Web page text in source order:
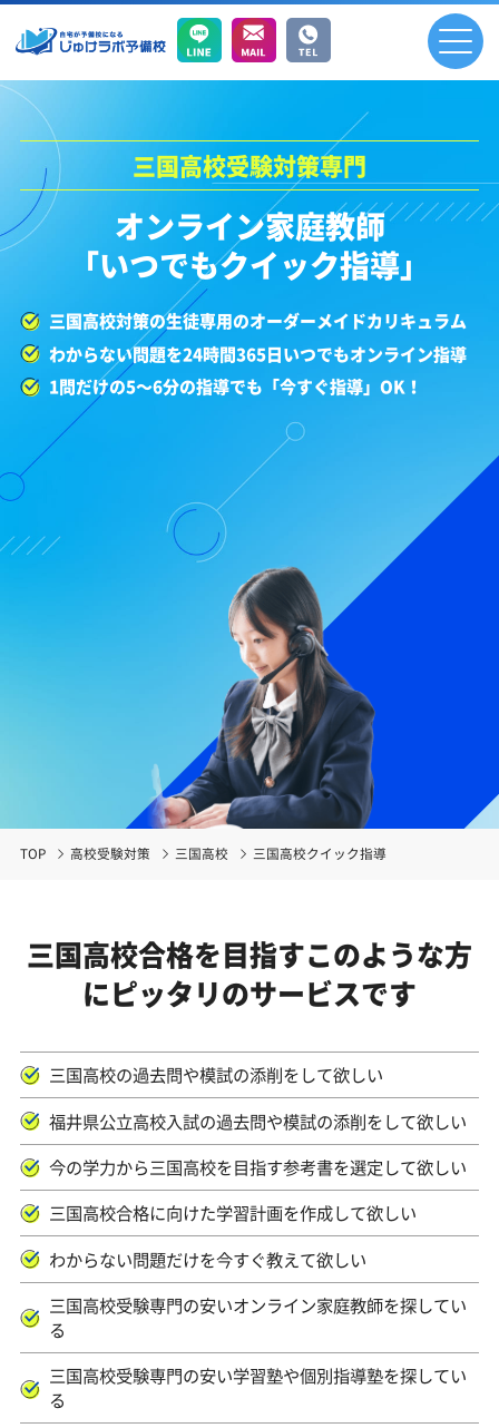
三国高校受験対策専門
オンライン家庭教師
「いつでもクイック指導」
三国高校対策の生徒専用のオーダーメイドカリキュラム
わからない問題を24時間365日いつでもオンライン指導
1問だけの5～6分の指導でも「今すぐ指導」OK！
TOP 高校受験対策 三国高校 三国高校クイック指導
三国高校合格を目指すこのような方
にピッタリのサービスです
三国高校の過去問や模試の添削をして欲しい
福井県公立高校入試の過去問や模試の添削をして欲しい
今の学力から三国高校を目指す参考書を選定して欲しい
三国高校合格に向けた学習計画を作成して欲しい
わからない問題だけを今すぐ教えて欲しい
三国高校受験専門の安いオンライン家庭教師を探してい
る
三国高校受験専門の安い学習塾や個別指導塾を探してい
る